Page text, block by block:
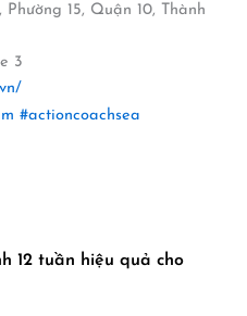
12 tuần hiệu quả cho
15, Quận 10, Thành
3
#actioncoachsea